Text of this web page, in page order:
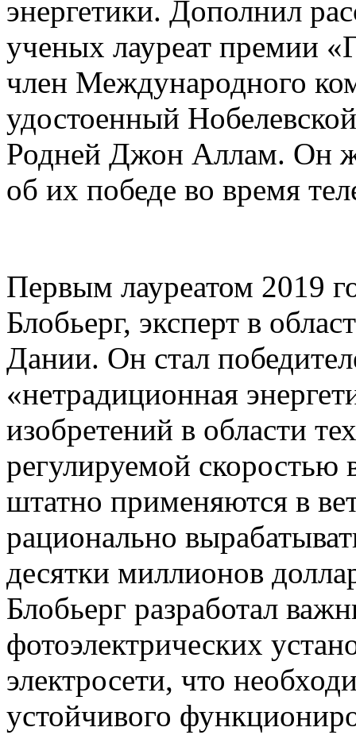
энергетики. Дополнил
ученых лауреат премии
член Международного
удостоенный
Родней Джон Аллам. Он
об их победе во время
Первым лауреатом 2019
Блобьерг, эксперт в
Дании. Он стал
«нетрадиционная
изобретений в области
регулируемой скоростью
штатно применяются в
рационально
десятки миллионов
Блобьерг разработал
фотоэлектрических
электросети, что
устойчивого